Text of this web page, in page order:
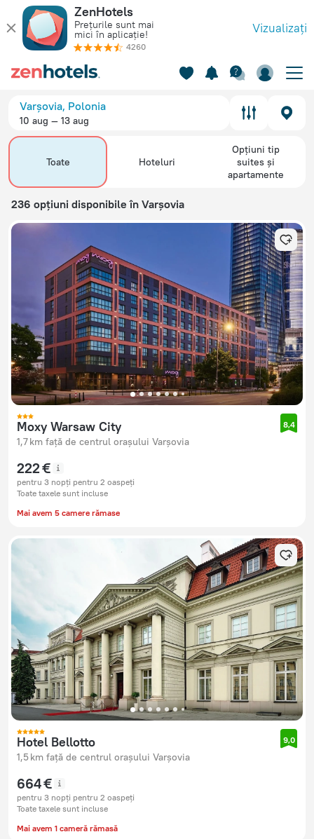
ZenHotels
Prețurile sunt mai
mici în aplicație!
4260
Vizualizați
Varșovia, Polonia
10 aug — 13 aug
Toate Hoteluri
Opțiuni tip
suites și
apartamente
236 opțiuni disponibile în Varșovia
Moxy Warsaw City
1,7 km față de centrul orașului Varșovia
8,4
222 €
pentru 3 nopți pentru 2 oaspeți
Toate taxele sunt incluse
Mai avem 5 camere rămase
Hotel Bellotto
1,5 km față de centrul orașului Varșovia
9,0
664 €
pentru 3 nopți pentru 2 oaspeți
Toate taxele sunt incluse
Mai avem 1 cameră rămasă
Top 20 Hoteluri în Varșovia 2026 - Rezervați acum pe